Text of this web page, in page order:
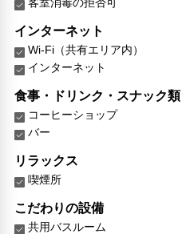
インターネット
Wi-Fi（共有エリア内）
インターネット
食事・ドリンク・スナック類
コーヒーショップ
バー
リラックス
喫煙所
こだわりの設備
共用バスルーム